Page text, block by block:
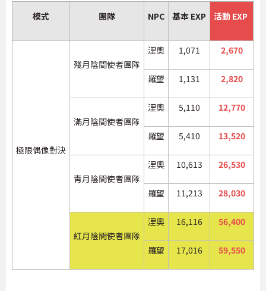
模式 團隊 NPC 基本 EXP 活動 EXP
極限偶像對決
殘月陰間使者團隊
浬奧 1,071 2,670
羅望 1,131 2,820
滿月陰間使者團隊
浬奧 5,110 12,770
羅望 5,410 13,520
靑月陰間使者團隊
浬奧 10,613 26,530
羅望 11,213 28,030
紅月陰間使者團隊
浬奧 16,116 56,400
羅望 17,016 59,550